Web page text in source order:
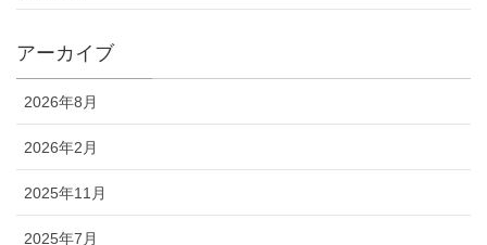
アーカイブ
2026年8月
2026年2月
2025年11月
2025年7月